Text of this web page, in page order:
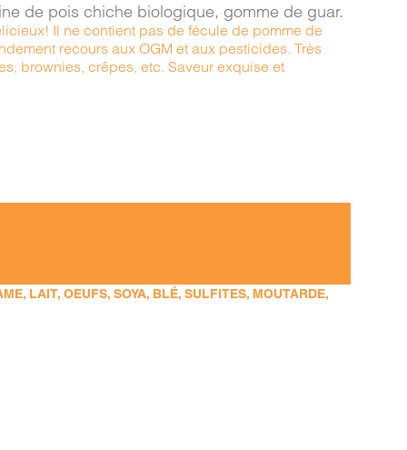
de pois chiche biologique, gomme de guar.
Il ne contient pas de fécule de pomme de
recours aux OGM et aux pesticides. Très
brownies, crêpes, etc. Saveur exquise et
LAIT, OEUFS, SOYA, BLÉ, SULFITES, MOUTARDE,